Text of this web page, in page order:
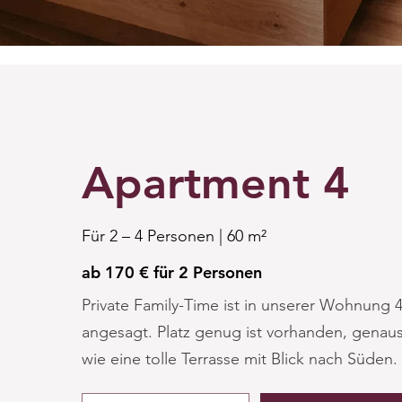
Apartment 4
Für 2 – 4 Personen | 60 m²
ab 170 € für 2 Personen
Private Family-Time ist in unserer Wohnung 4
angesagt. Platz genug ist vorhanden,
wie eine tolle Terrasse mit Blick nach Süden.